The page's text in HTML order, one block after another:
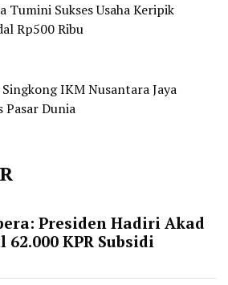
Tumini Sukses Usaha Keripik
Rp500 Ribu
IKM Nusantara Jaya
Pasar Dunia